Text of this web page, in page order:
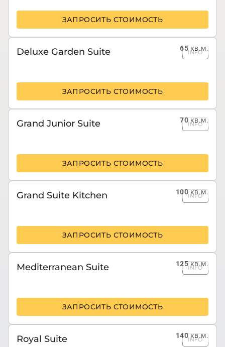
ЗАПРОСИТЬ СТОИМОСТЬ
65кв.м.
Deluxe Garden Suite INFO
ЗАПРОСИТЬ СТОИМОСТЬ
70кв.м.
Grand Junior Suite INFO
ЗАПРОСИТЬ СТОИМОСТЬ
100кв.м.
Grand Suite Kitchen INFO
ЗАПРОСИТЬ СТОИМОСТЬ
125кв.м.
Mediterranean Suite INFO
ЗАПРОСИТЬ СТОИМОСТЬ
140кв.м.
Royal Suite INFO